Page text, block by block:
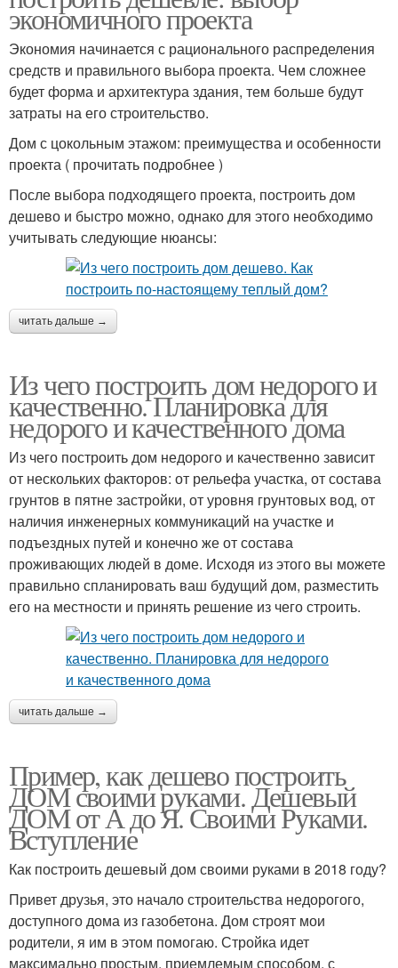
экономичного проекта
Экономия начинается с рационального распределения
средств и правильного выбора проекта. Чем сложнее
будет форма и архитектура здания, тем больше будут
затраты на его строительство.
Дом с цокольным этажом: преимущества и особенности
проекта ( прочитать подробнее )
После выбора подходящего проекта, построить дом
дешево и быстро можно, однако для этого необходимо
учитывать следующие нюансы:
читать дальше →
Из чего построить дом недорого и
качественно. Планировка для
недорого и качественного дома
Из чего построить дом недорого и качественно зависит
от нескольких факторов: от рельефа участка, от состава
грунтов в пятне застройки, от уровня грунтовых вод, от
наличия инженерных коммуникаций на участке и
подъездных путей и конечно же от состава
проживающих людей в доме. Исходя из этого вы можете
правильно спланировать ваш будущий дом, разместить
его на местности и принять решение из чего строить.
читать дальше →
Пример, как дешево построить
ДОМ своими руками. Дешевый
ДОМ от А до Я. Своими Руками.
Вступление
Как построить дешевый дом своими руками в 2018 году?
Привет друзья, это начало строительства недорогого,
доступного дома из газобетона. Дом строят мои
родители, я им в этом помогаю. Стройка идет
максимально простым, приемлемым способом, с